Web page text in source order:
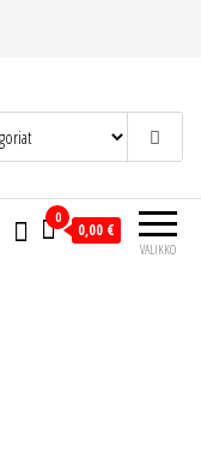
VALIKKO
0
0,00 €